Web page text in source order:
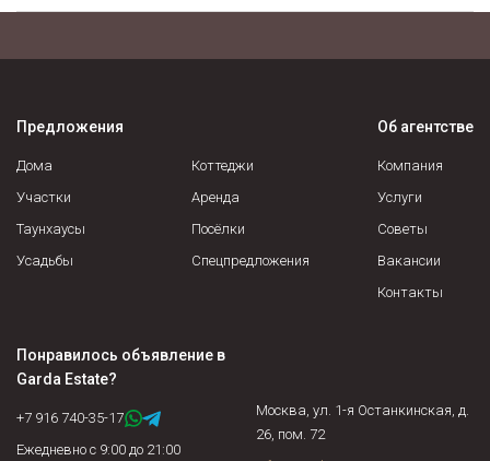
Да, наше агентство недвижимости, работает с
Предложения
Дома
Участки
Таунхаусы
Усадьбы
Коттеджи
Аренда
Посёлки
Спецпредложения
Об агентстве
Компания
Услуги
Советы
Вакансии
Контакты
Понравилось объявление в
Garda Estate?
+7 916 740-35-17
Ежедневно с 9:00 до 21:00
Москва, ул. 1-я Останкинская, д.
26, пом. 72